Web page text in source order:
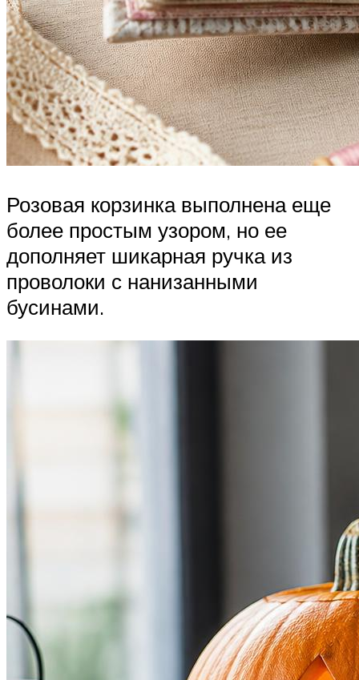
Розовая корзинка выполнена еще
более простым узором, но ее
дополняет шикарная ручка из
проволоки с нанизанными
бусинами.